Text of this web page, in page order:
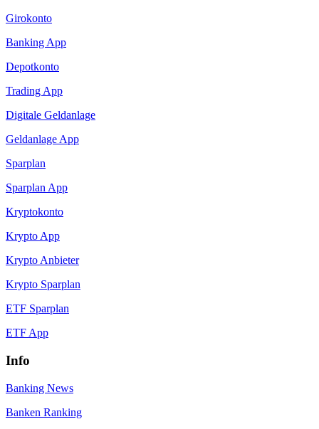
Girokonto
Banking App
Depotkonto
Trading App
Digitale Geldanlage
Geldanlage App
Sparplan
Sparplan App
Kryptokonto
Krypto App
Krypto Anbieter
Krypto Sparplan
ETF Sparplan
ETF App
Info
Banking News
Banken Ranking